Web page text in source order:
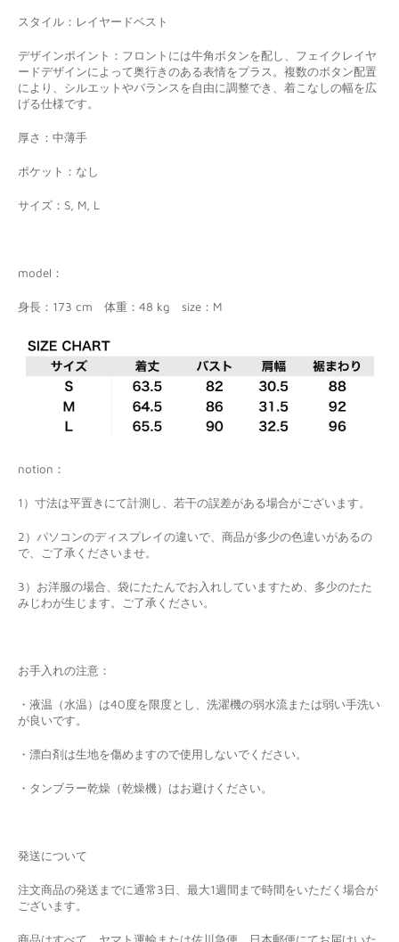
スタイル：レイヤードベスト
デザインポイント： フロントには牛角ボタンを配し、フェイクレイヤ
ードデザインによって奥行きのある表情をプラス。複数のボタン配置
により、シルエットやバランスを自由に調整でき、着こなしの幅を広
げる仕様です。
厚さ：中薄手
ポケット：なし
サイズ：S, M, L
model：
身長：173 cm 体重：48 kg size：M
notion：
1）寸法は平置きにて計測し、若干の誤差がある場合がございます。
2）パソコンのディスプレイの違いで、商品が多少の色違いがあるの
で、ご了承くださいませ。
3）お洋服の場合、袋にたたんでお入れしていますため、多少のたた
みじわが生じます。ご了承ください。
お手入れの注意：
・液温（水温）は40度を限度とし、洗濯機の弱水流または弱い手洗い
が良いです。
・漂白剤は生地を傷めますので使用しないでください。
・タンブラー乾燥（乾燥機）はお避けください。
発送について
注文商品の発送までに通常3日、最大1週間まで時間をいただく場合が
ございます。